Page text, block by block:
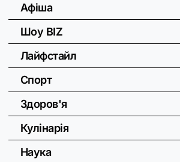
Афіша
Шоу BIZ
Лайфстайл
Спорт
Здоров'я
Кулінарія
Наука